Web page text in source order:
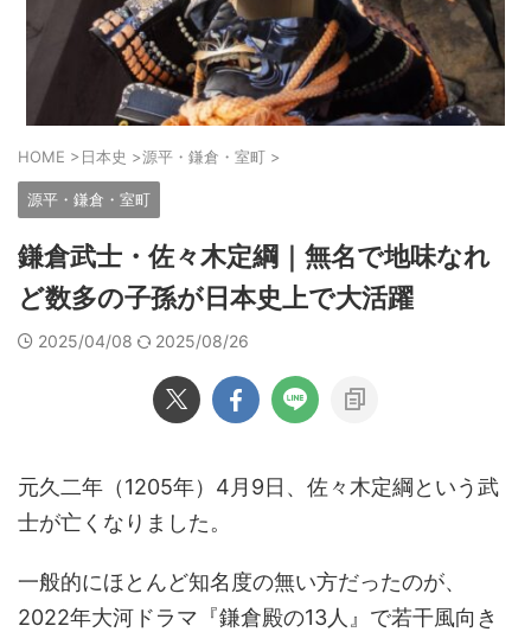
HOME >日本史 >源平・鎌倉・室町 >
源平・鎌倉・室町
鎌倉武士・佐々木定綱｜無名で地味なれ
ど数多の子孫が日本史上で大活躍
2025/04/08 2025/08/26
元久二年（1205年）4月9日、佐々木定綱という武
士が亡くなりました。
一般的にほとんど知名度の無い方だったのが、
2022年大河ドラマ『鎌倉殿の13人』で若干風向き